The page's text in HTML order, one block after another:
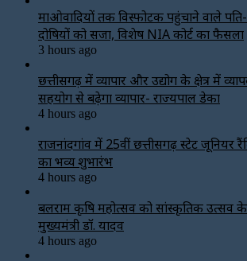
माओवादियों तक विस्फोटक पहुंचाने वाले
दोषियों को सजा, विशेष NIA कोर्ट का फैसला
3 hours ago
छत्तीसगढ़ में व्यापार और उद्योग के क्षेत्र में
सहयोग से बढ़ेगा व्यापार- राज्यपाल डेका
4 hours ago
राजनांदगांव में 25वीं छत्तीसगढ़ स्टेट जूनियर
का भव्य शुभारंभ
4 hours ago
बलराम कृषि महोत्सव को सांस्कृतिक उत्सव
मुख्यमंत्री डॉ. यादव
4 hours ago